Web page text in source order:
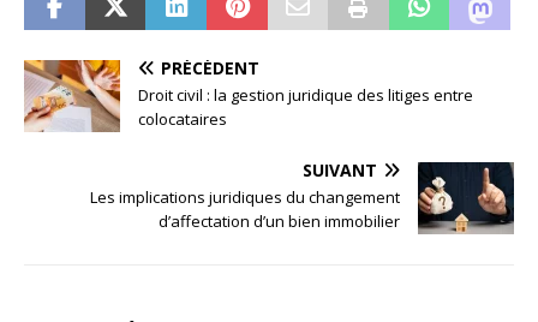
PRÉCÉDENT
Droit civil : la gestion juridique des litiges entre
colocataires
SUIVANT
Les implications juridiques du changement
d’affectation d’un bien immobilier